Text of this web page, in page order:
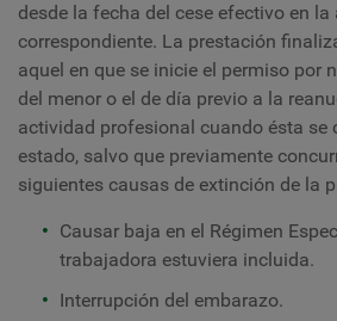
desde la fecha del cese efectivo en
correspondiente. La prestación
aquel en que se inicie el permiso por
del menor o el de día previo a la
actividad profesional cuando ésta se
estado, salvo que previamente
siguientes causas de extinción de la
Causar baja en el Régimen
trabajadora estuviera incluida.
Interrupción del embarazo.